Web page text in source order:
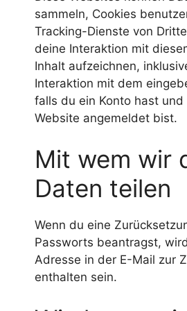
sammeln, Cookies
Tracking-Dienste von
deine Interaktion mit
Inhalt aufzeichnen,
Interaktion mit dem
falls du ein Konto hast
Website angemeldet bist.
Mit wem wir
Daten teilen
Wenn du eine
Passworts beantragst,
Adresse in der E-Mail zur
enthalten sein.